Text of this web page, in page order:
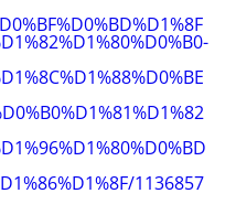
1136857